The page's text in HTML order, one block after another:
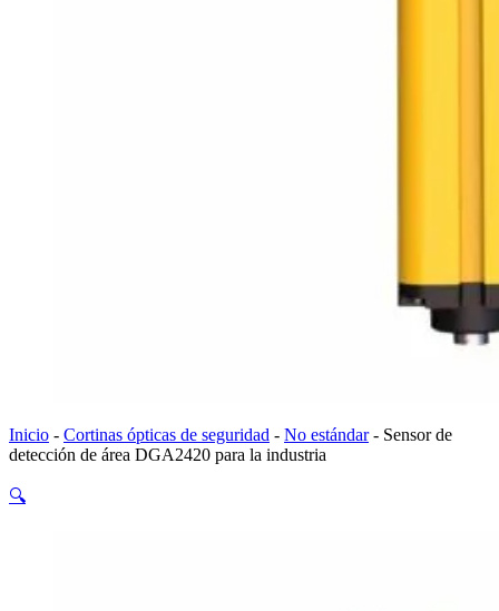
Inicio - Cortinas ópticas de seguridad - No estándar- Sensor de
detección de área DGA2420 para la industria
🔍